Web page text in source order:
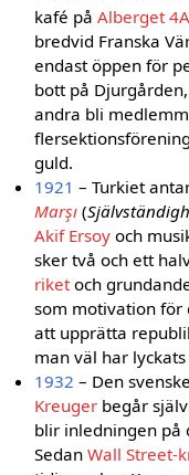
kafé påAlberget 4A
bredvid Franska
endast öppen för
bott på
andra bli
guld.
1921 – Turkiet
Marşı (
Akif Ersoy och
sker två och ett
riket och
som motivation för
att upprätta
man väl har
1932 – Den
Kreuger begår
blir inledningen på
SedanWall Street-